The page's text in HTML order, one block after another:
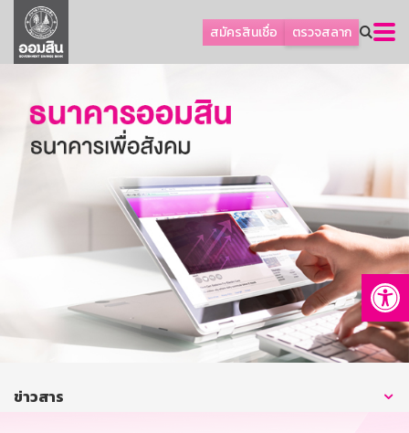
สมัครสินเชื่อ ตรวจสลาก
ลูกค้าธุรกิจ
ลูกค้าผู้ประกอบรายย่อย
ออมเพื่อสุข
เกี่ยวกับธนาคาร
การพัฒนาที่ยั่งยืน
บริการทางการเงิน
ติดต่อเรา
บริการออนไลน์
ข่าวสาร